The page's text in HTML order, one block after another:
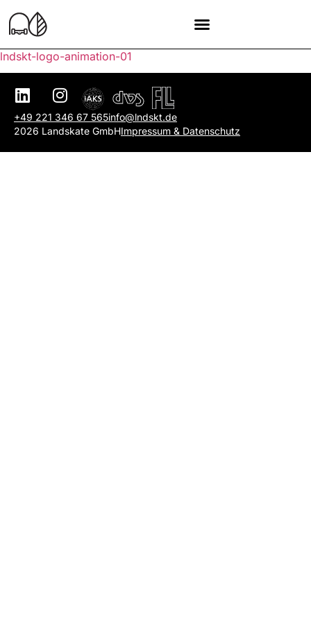
lndskt-logo-animation-01
+49 221 346 67 565info@lndskt.de
2026 Landskate GmbHImpressum & Datenschutz